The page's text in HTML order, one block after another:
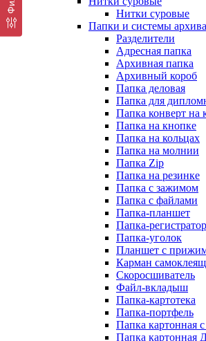
Нитки суровые
Папки и системы
Разделители
Адресная папка
Архивная папка
Архивный короб
Папка деловая
Папка для
Папка конверт на
Папка на кнопке
Папка на кольцах
Папка на молнии
Папка Zip
Папка на резинке
Папка с зажимом
Папка с файлами
Папка-планшет
Папка-регистратор
Папка-уголок
Планшет с
Карман
Скоросшиватель
Файл-вкладыш
Папка-картотека
Папка-портфель
Папка картонная с
Папка картонная